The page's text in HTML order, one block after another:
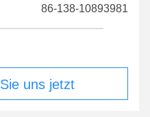
86-138-10893981
uns jetzt